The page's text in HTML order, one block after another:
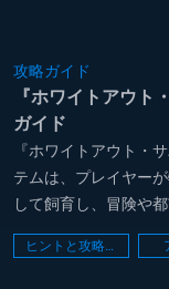
攻略ガイド
『ホワイトアウト
ガイド
『ホワイトアウト・
テムは、プレイヤー
して飼育し、冒険や
る機能です。ペット
があり、戦闘や資源
ヒントと攻略法